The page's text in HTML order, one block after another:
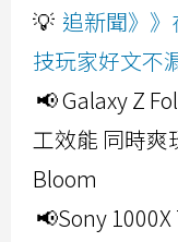
💡 追新聞》
技玩家好文不
📢 Galaxy Z
工效能 同時爽
Bloom
📢Sony 1000X